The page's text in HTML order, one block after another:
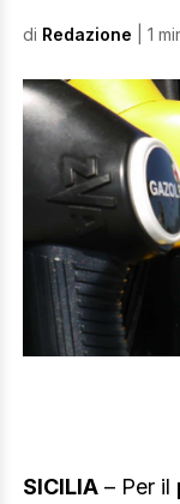
di Redazione | 1
SICILIA – Per il